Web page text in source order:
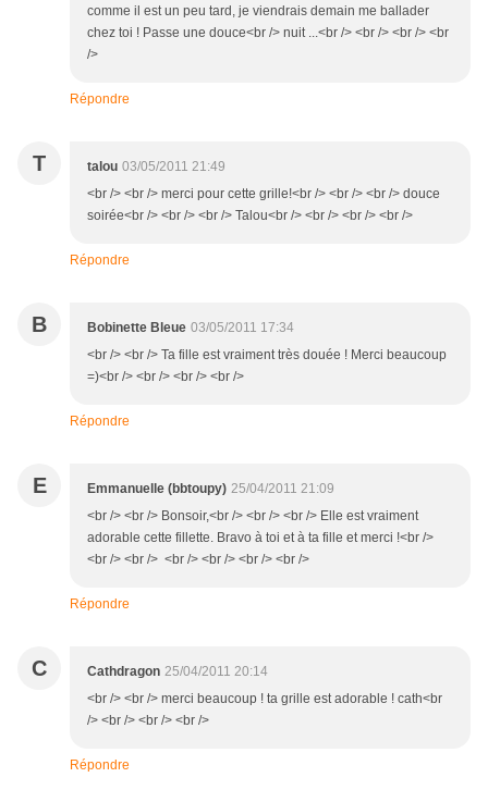
comme il est un peu tard, je viendrais demain me ballader
chez toi ! Passe une douce<br /> nuit ...<br /> <br /> <br /> <br
/>
Répondre
T talou 03/05/2011 21:49
<br /> <br /> merci pour cette grille!<br /> <br /> <br /> douce
soirée<br /> <br /> <br /> Talou<br /> <br /> <br /> <br />
Répondre
B Bobinette Bleue 03/05/2011 17:34
<br /> <br /> Ta fille est vraiment très douée ! Merci beaucoup
=)<br /> <br /> <br /> <br />
Répondre
E Emmanuelle (bbtoupy) 25/04/2011 21:09
<br /> <br /> Bonsoir,<br /> <br /> <br /> Elle est vraiment
adorable cette fillette. Bravo à toi et à ta fille et merci !<br />
<br /> <br /> <br /> <br /> <br /> <br />
Répondre
C Cathdragon 25/04/2011 20:14
<br /> <br /> merci beaucoup ! ta grille est adorable ! cath<br
/> <br /> <br /> <br />
Répondre